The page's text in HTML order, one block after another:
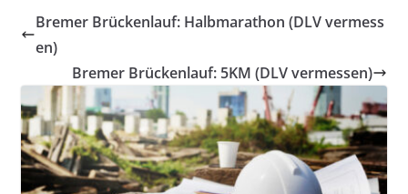
Bremer Brückenlauf: Halbmarathon (DLV vermess
en)
Bremer Brückenlauf: 5KM (DLV vermessen)